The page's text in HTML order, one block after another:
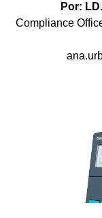
Por:
Compliance